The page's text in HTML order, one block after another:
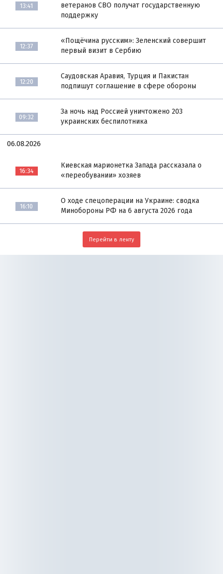
13:41
ветеранов СВО получат государственную
поддержку
12:37
«Пощёчина русским»: Зеленский совершит
первый визит в Сербию
12:20
Саудовская Аравия, Турция и Пакистан
подпишут соглашение в сфере обороны
09:32
За ночь над Россией уничтожено 203
украинских беспилотника
06.08.2026
16:34
Киевская марионетка Запада рассказала о
«переобувании» хозяев
16:10
О ходе спецоперации на Украине: сводка
Минобороны РФ на 6 августа 2026 года
Перейти в ленту